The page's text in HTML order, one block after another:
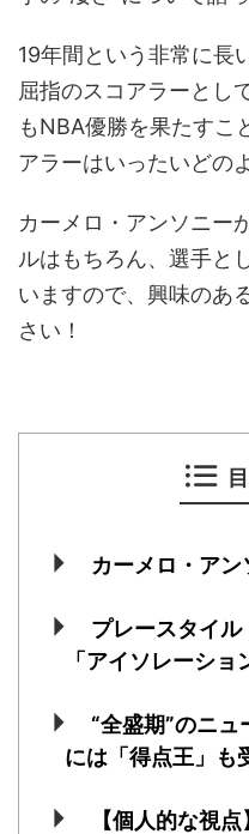
19年間という非常に長
屈指のスコアラーとし
もNBA優勝を果たすこ
アラーはいったいどの
カーメロ・アンソニー
ルはもちろん、選手と
いますので、興味のあ
さい！
カーメロ・アン
プレースタイ
「アイソレーショ
“全盛期”のニ
には「得点王」も
【個人的な視